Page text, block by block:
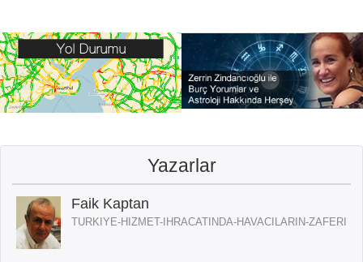
Yazarlar
Faik Kaptan
TURKIYE-HIZMET-IHRACATINDA-HAVACILARIN-ZAFERI